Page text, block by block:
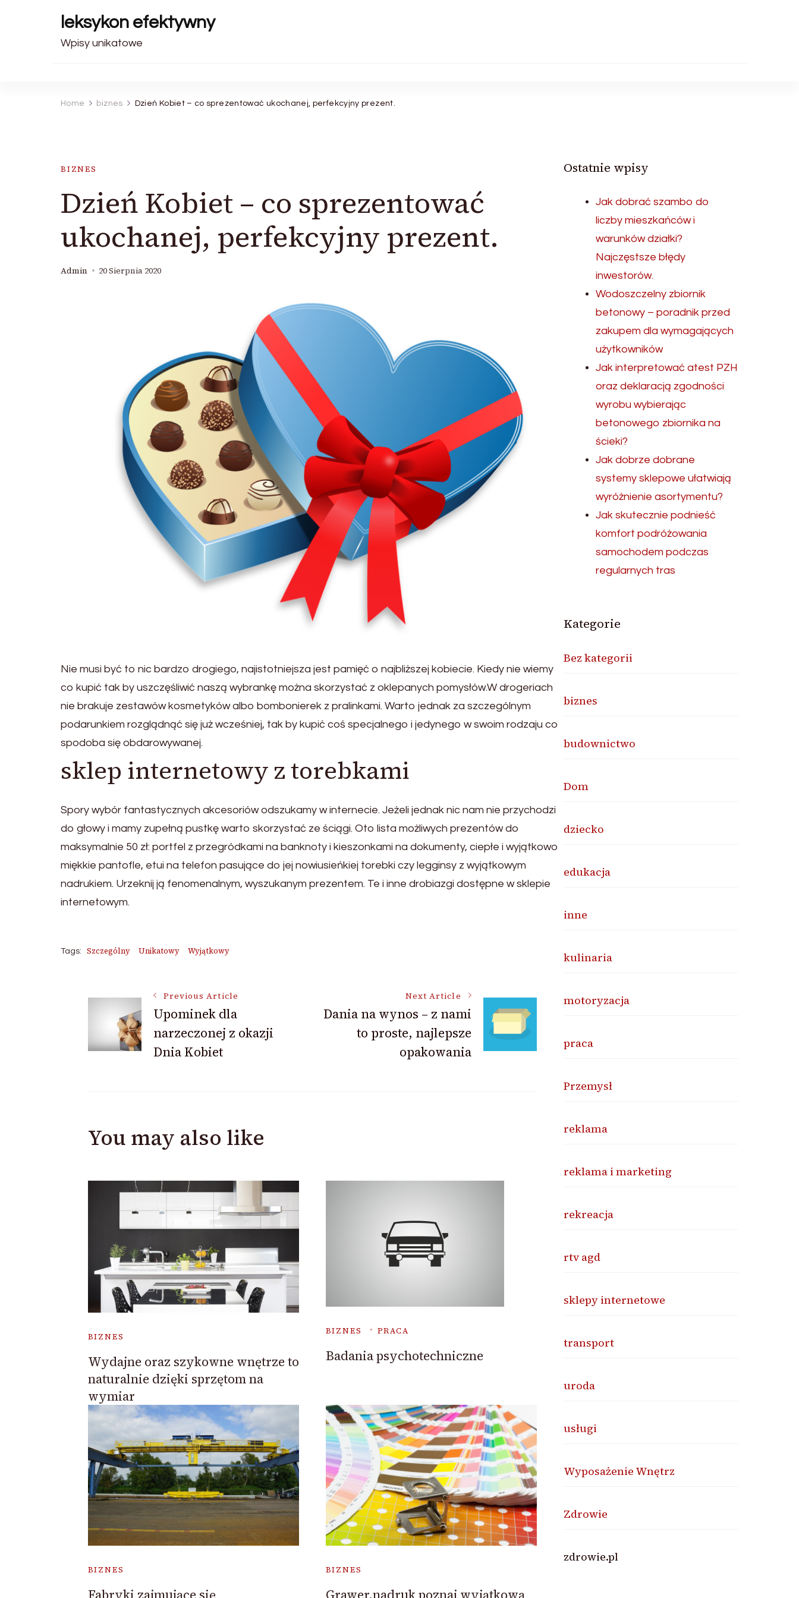
leksykon efektywny
Wpisy unikatowe
Home biznes Dzień Kobiet – co sprezentować ukochanej, perfekcyjny prezent.
BIZNES
Dzień Kobiet – co sprezentować
ukochanej, perfekcyjny prezent.
Admin 20 Sierpnia 2020
Nie musi być to nic bardzo drogiego, najistotniejsza jest pamięć o najbliższej kobiecie. Kiedy nie wiemy
co kupić tak by uszczęśliwić naszą wybrankę można skorzystać z oklepanych pomysłów.W drogeriach
nie brakuje zestawów kosmetyków albo bombonierek z pralinkami. Warto jednak za szczególnym
podarunkiem rozglądnąć się już wcześniej, tak by kupić coś specjalnego i jedynego w swoim rodzaju co
spodoba się obdarowywanej.
sklep internetowy z torebkami
Spory wybór fantastycznych akcesoriów odszukamy w internecie. Jeżeli jednak nic nam nie przychodzi
do głowy i mamy zupełną pustkę warto skorzystać ze ściągi. Oto lista możliwych prezentów do
maksymalnie 50 zł: portfel z przegródkami na banknoty i kieszonkami na dokumenty, ciepłe i wyjątkowo
miękkie pantofle, etui na telefon pasujące do jej nowiusieńkiej torebki czy legginsy z wyjątkowym
nadrukiem. Urzeknij ją fenomenalnym, wyszukanym prezentem. Te i inne drobiazgi dostępne w sklepie
internetowym.
Tags: Szczególny Unikatowy Wyjątkowy
Post
Navigation
Previous Article
Upominek dla
narzeczonej z okazji
Dnia Kobiet
Next Article
Dania na wynos – z nami
to proste, najlepsze
opakowania
You may also like
BIZNES
Wydajne oraz szykowne wnętrze to
naturalnie dzięki sprzętom na
wymiar
BIZNES PRACA
Badania psychotechniczne
BIZNES BIZNES
Ostatnie wpisy
Jak dobrać szambo do
liczby mieszkańców i
warunków działki?
Najczęstsze błędy
inwestorów.
Wodoszczelny zbiornik
betonowy – poradnik przed
zakupem dla wymagających
użytkowników
Jak interpretować atest PZH
oraz deklaracją zgodności
wyrobu wybierając
betonowego zbiornika na
ścieki?
Jak dobrze dobrane
systemy sklepowe ułatwiają
wyróżnienie asortymentu?
Jak skutecznie podnieść
komfort podróżowania
samochodem podczas
regularnych tras
Kategorie
Bez kategorii
biznes
budownictwo
Dom
dziecko
edukacja
inne
kulinaria
motoryzacja
praca
Przemysł
reklama
reklama i marketing
rekreacja
rtv agd
sklepy internetowe
transport
uroda
usługi
Wyposażenie Wnętrz
Zdrowie
zdrowie.pl